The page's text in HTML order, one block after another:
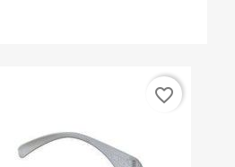
favorite_border